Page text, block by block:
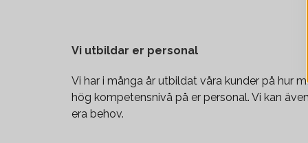
Vi utbildar er personal
Vi har i många år utbildat våra kunder på hur
hög kompetensnivå på er personal. Vi kan
era behov.